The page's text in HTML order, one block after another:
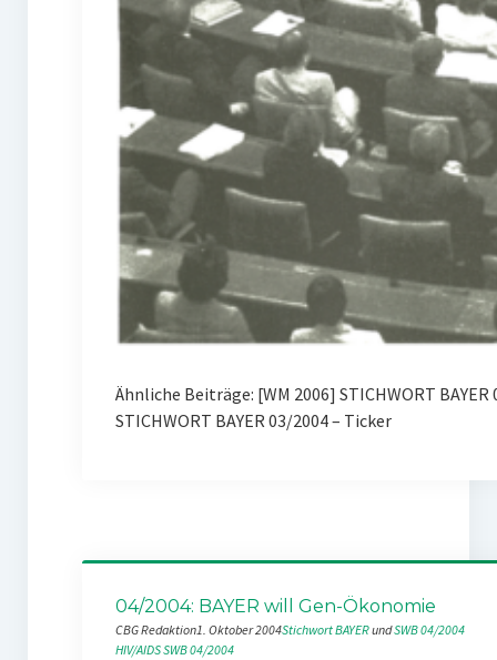
Ähnliche Beiträge: [WM 2006] STICHWORT
STICHWORT BAYER 03/2004 – Ticker
04/2004: BAYER will Gen-Ökonomie
CBG Redaktion1. Oktober 2004Stichwort BAYER und SWB 04/2004
HIV/AIDSSWB 04/2004